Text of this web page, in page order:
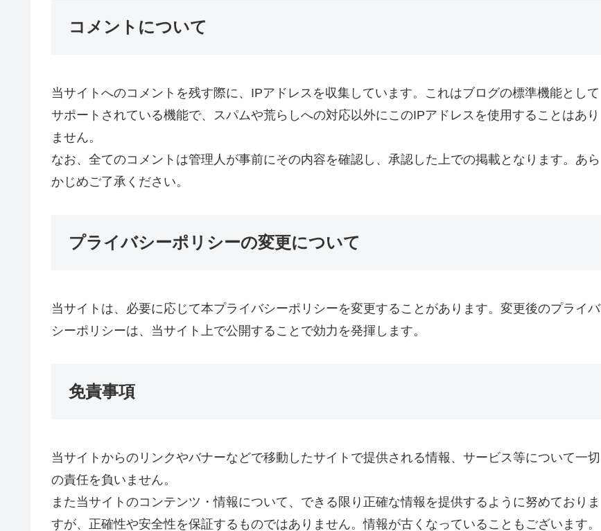
コメントについて
当サイトへのコメントを残す際に、IPアドレスを収集しています。これはブログの標準機能として
サポートされている機能で、スパムや荒らしへの対応以外にこのIPアドレスを使用することはあり
ません。
なお、全てのコメントは管理人が事前にその内容を確認し、承認した上での掲載となります。あら
かじめご了承ください。
プライバシーポリシーの変更について
当サイトは、必要に応じて本プライバシーポリシーを変更することがあります。変更後のプライバ
シーポリシーは、当サイト上で公開することで効力を発揮します。
免責事項
当サイトからのリンクやバナーなどで移動したサイトで提供される情報、サービス等について一切
の責任を負いません。
また当サイトのコンテンツ・情報について、できる限り正確な情報を提供するように努めておりま
すが、正確性や安全性を保証するものではありません。情報が古くなっていることもございます。